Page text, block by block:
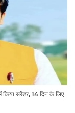
किया सरेंडर, 14 दिन के लिए